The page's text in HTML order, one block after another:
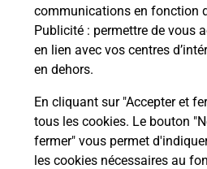
communications en fonction
Publicité : permettre de vous
en lien avec vos centres
en dehors.
En cliquant sur "Accepter et
tous les cookies. Le bouton
fermer" vous permet
les cookies nécessaires au
Comment est installée
téléassistance
Localiser Liste
Liste -
Hérault - téléassistance
Castries -